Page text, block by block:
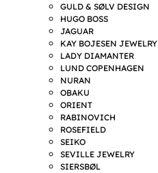
GULD & SØLV DESIGN
HUGO BOSS
JAGUAR
KAY BOJESEN JEWELRY
LADY DIAMANTER
LUND COPENHAGEN
NURAN
OBAKU
ORIENT
RABINOVICH
ROSEFIELD
SEIKO
SEVILLE JEWELRY
SIERSBØL